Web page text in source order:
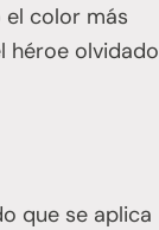
el color más
héroe olvidado
que se aplica